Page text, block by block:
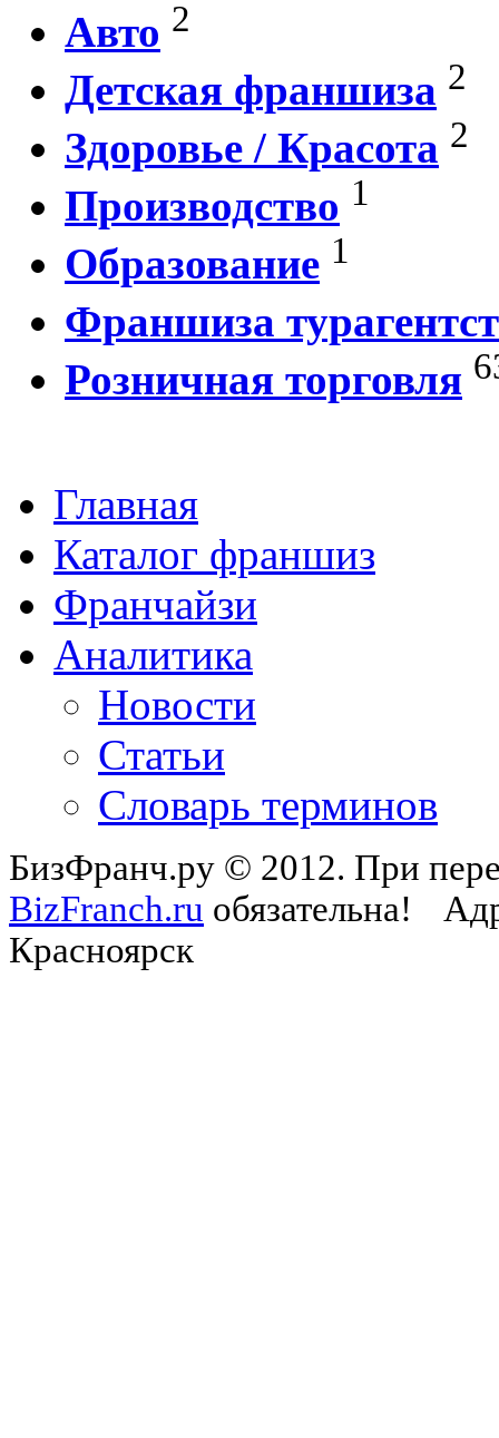
Авто 2
Детская франшиза 2
Здоровье / Красота 2
Производство 1
Образование 1
Франшиза
Розничная торговля
Главная
Каталог франшиз
Франчайзи
Аналитика
Новости
Статьи
Словарь терминов
БизФранч.ру © 2012. При
BizFranch.ru обязательна!
Красноярск